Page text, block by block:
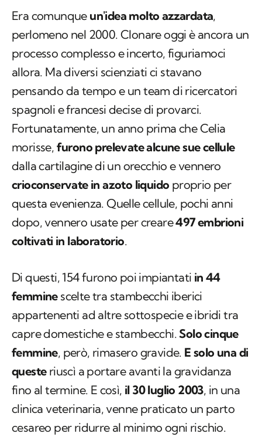
Era comunque un'idea molto azzardata,
perlomeno nel 2000. Clonare oggi è ancora un
processo complesso e incerto, figuriamoci
allora. Ma diversi scienziati ci stavano
pensando da tempo e un team di ricercatori
spagnoli e francesi decise di provarci.
Fortunatamente, un anno prima che Celia
morisse, furono prelevate alcune sue cellule
dalla cartilagine di un orecchio e vennero
crioconservate in azoto liquido proprio per
questa evenienza. Quelle cellule, pochi anni
dopo, vennero usate per creare497 embrioni
coltivati in laboratorio.
Di questi, 154 furono poi impiantati in 44
femminescelte tra stambecchi iberici
appartenenti ad altre sottospecie e ibridi tra
capre domestiche e stambecchi.Solo cinque
femmine, però, rimasero gravide. E solo una di
questeriuscì a portare avanti la gravidanza
fino al termine. E così, il 30 luglio 2003, in una
clinica veterinaria, venne praticato un parto
cesareo per ridurre al minimo ogni rischio.